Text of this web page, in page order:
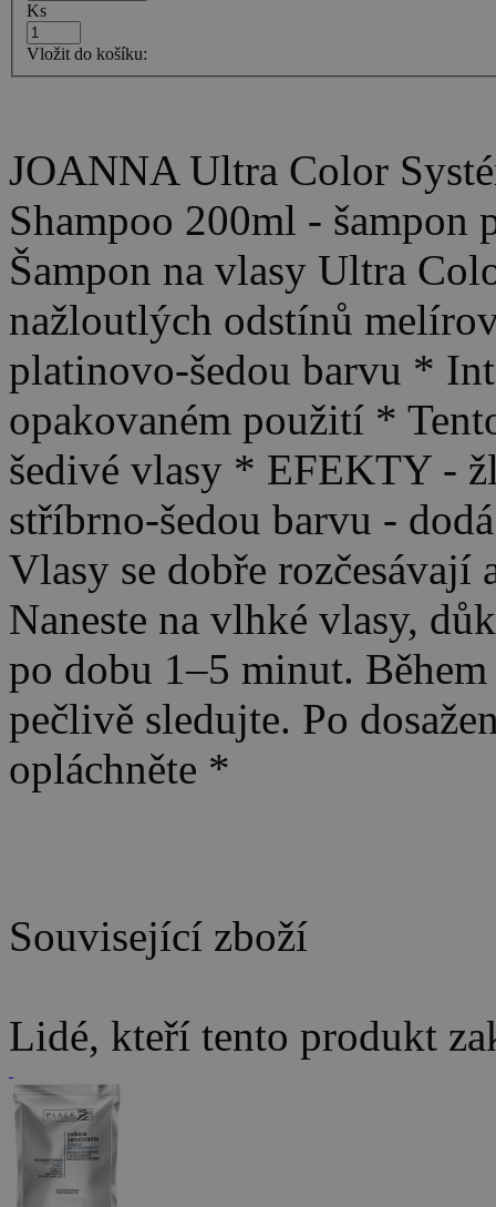
Ks
Vložit do košíku:
JOANNA Ultra Color
Shampoo 200ml -
Šampon na vlasy Ultra
nažloutlých odstínů
platinovo-šedou barvu *
opakovaném použití *
šedivé vlasy * EFEKTY -
stříbrno-šedou barvu -
Vlasy se dobře
Naneste na vlhké vlasy,
po dobu 1–5 minut.
pečlivě sledujte. Po
opláchněte *
Související zboží
Lidé, kteří tento produkt